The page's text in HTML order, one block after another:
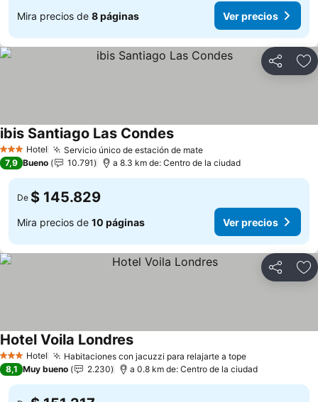
Mira precios de 8 páginas Ver precios
Compartir
3 Estrellas
Hotel Servicio único de estación de mateVer precios
ibis Santiago Las CondesVer precios
7,9 Bueno 10.791 a 8.3 km de: Centro de la ciudad
De $ 145.829
Mira precios de 10 páginas Ver precios
Compartir
3 Estrellas
Hotel Habitaciones con jacuzzi para relajarte a topeVer precios
Hotel Voila LondresVer precios
8,1 Muy bueno 2.230 a 0.8 km de: Centro de la ciudad